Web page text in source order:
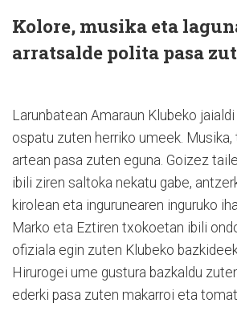
Kolore, musika eta
arratsalde polita pasa
Larunbatean Amaraun Klubeko
ospatu zuten herriko umeek.
artean pasa zuten eguna. Goizez
ibili ziren saltoka nekatu gabe,
kirolean eta ingurunearen inguruko
Marko eta Eztiren txokoetan ibili
ofiziala egin zuten Klubeko
Hirurogei ume gustura bazkaldu
ederki pasa zuten makarroi eta